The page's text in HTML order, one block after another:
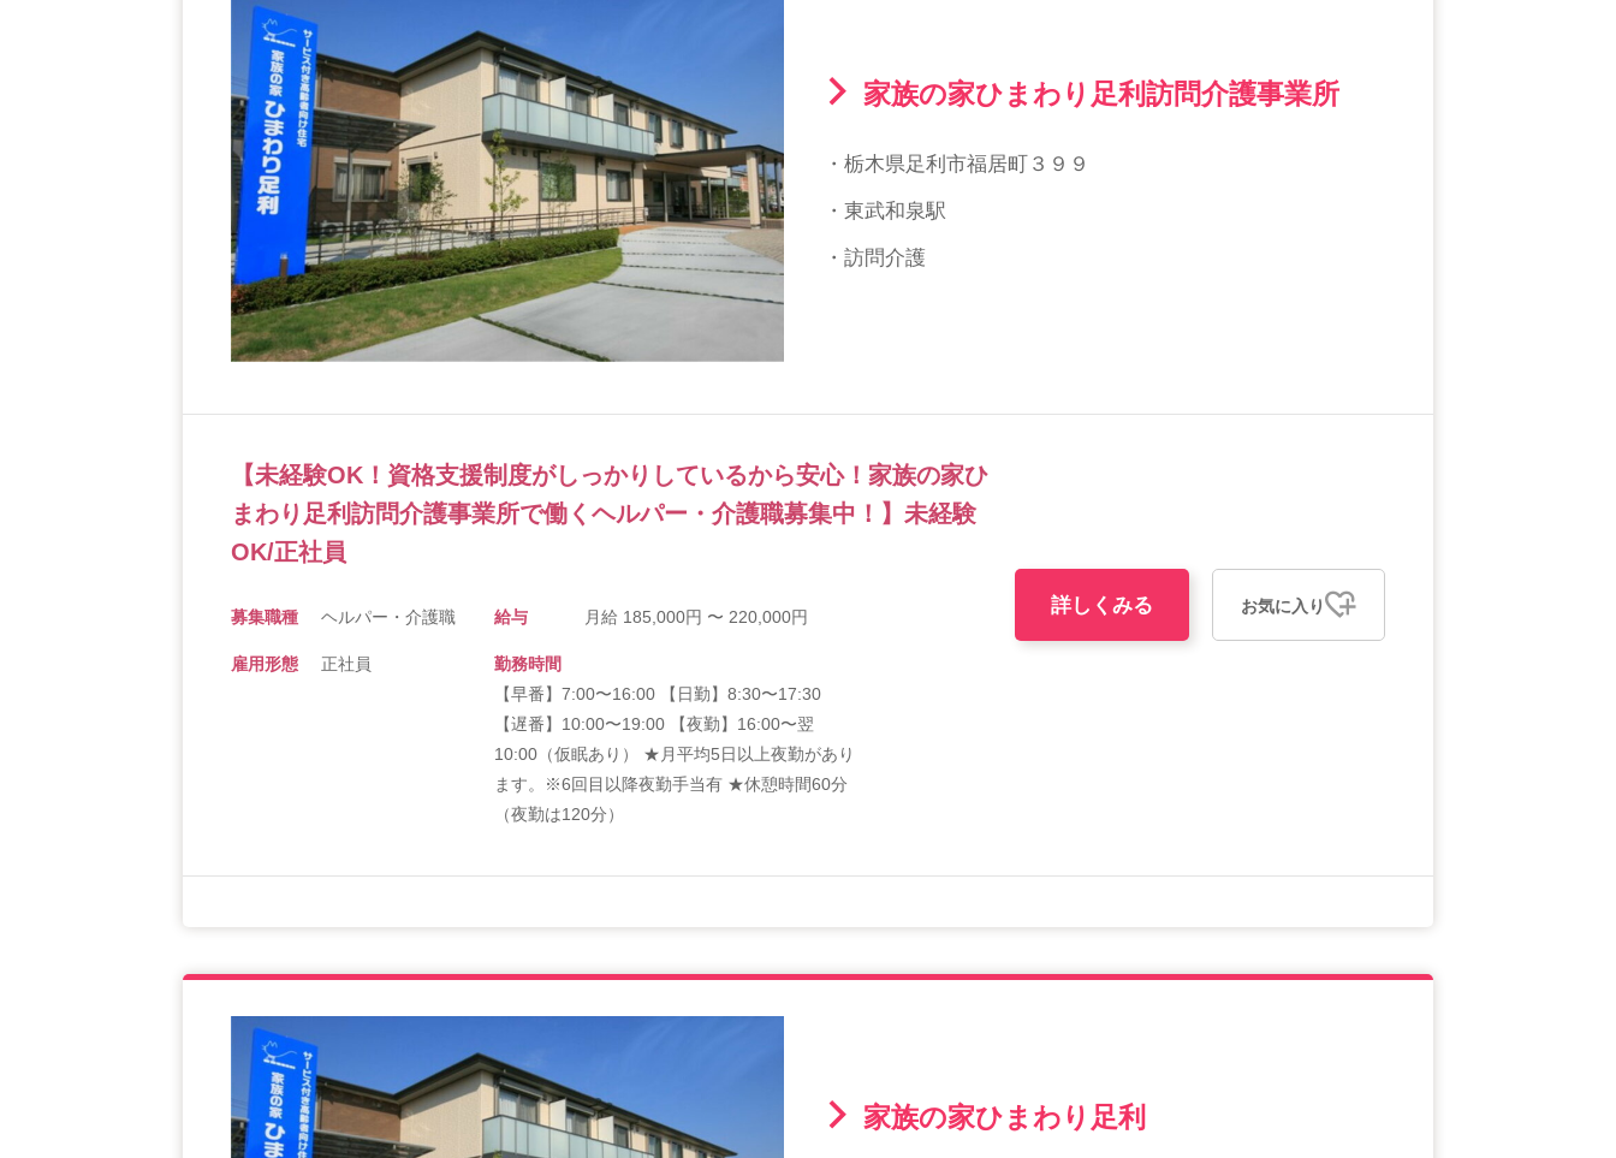
家族の家ひまわり足利訪問介護事業所
・栃木県足利市福居町３９９
・東武和泉駅
・訪問介護
【未経験OK！資格支援制度がしっかりしているから安心！家族の家ひ
まわり足利訪問介護事業所で働くヘルパー・介護職募集中！】未経験
OK/正社員
募集職種 ヘルパー・介護職 給与 月給 185,000円 〜 220,000円
雇用形態 正社員
勤務時間
【早番】7:00〜16:00 【日勤】8:30〜17:30
【遅番】10:00〜19:00 【夜勤】16:00〜翌
10:00（仮眠あり） ★月平均5日以上夜勤があり
ます。※6回目以降夜勤手当有 ★休憩時間60分
（夜勤は120分）
詳しくみる お気に入り
家族の家ひまわり足利